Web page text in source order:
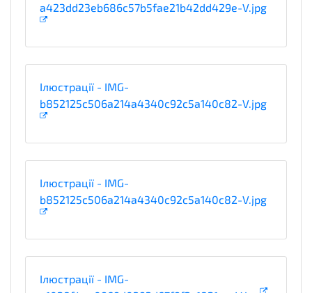
a423dd23eb686c57b5fae21b42dd429e-V.jpg
Ілюстрації - IMG-
b852125c506a214a4340c92c5a140c82-V.jpg
Ілюстрації - IMG-
b852125c506a214a4340c92c5a140c82-V.jpg
Ілюстрації - IMG-